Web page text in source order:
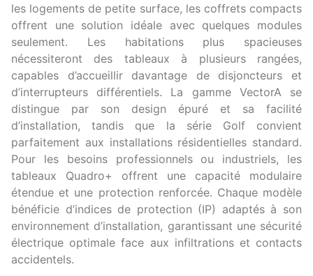
les logements de petite surface, les coffrets compacts
offrent une solution idéale avec quelques modules
seulement. Les habitations plus spacieuses
nécessiteront des tableaux à plusieurs rangées,
capables d’accueillir davantage de disjoncteurs et
d’interrupteurs différentiels. La gamme VectorA se
distingue par son design épuré et sa facilité
d’installation, tandis que la série Golf convient
parfaitement aux installations résidentielles standard.
Pour les besoins professionnels ou industriels, les
tableaux Quadro+ offrent une capacité modulaire
étendue et une protection renforcée. Chaque modèle
bénéficie d’indices de protection (IP) adaptés à son
environnement d’installation, garantissant une sécurité
électrique optimale face aux infiltrations et contacts
accidentels.